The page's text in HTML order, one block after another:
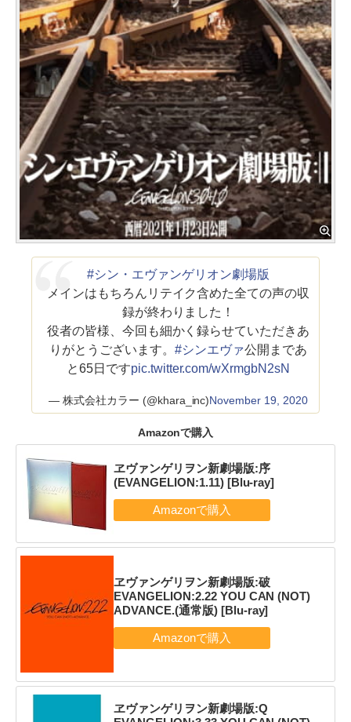
#シン・エヴァンゲリオン劇場版
メインはもちろんリテイク含めた全ての声の収
録が終わりました！
役者の皆様、今回も細かく録らせていただきあ
りがとうございます。 #シンエヴァ公開まであ
と65日ですpic.twitter.com/wXrmgbN2sN
— 株式会社カラー (@khara_inc)November 19, 2020
Amazonで購入
ヱヴァンゲリヲン新劇場版:序
(EVANGELION:1.11) [Blu-ray]
ヱヴァンゲリヲン新劇場版:破
EVANGELION:2.22 YOU CAN (NOT)
ADVANCE.(通常版) [Blu-ray]
ヱヴァンゲリヲン新劇場版:Q